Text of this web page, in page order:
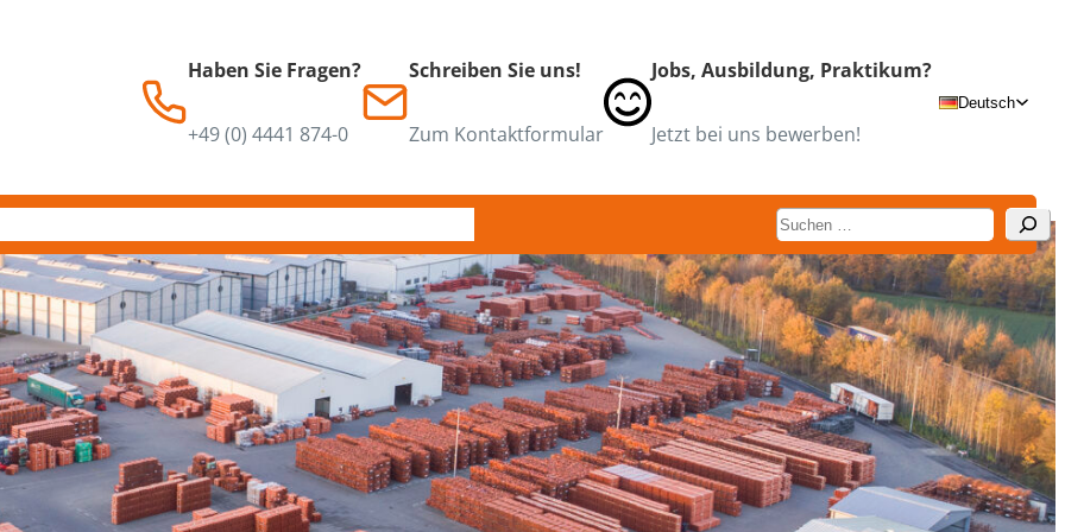
Haben Sie Fragen?
+49 (0) 4441 874-0
Schreiben Sie uns!
Zum Kontaktformular
Jobs, Ausbildung, Praktikum?
Jetzt bei uns bewerben!
Deutsch
Suchen